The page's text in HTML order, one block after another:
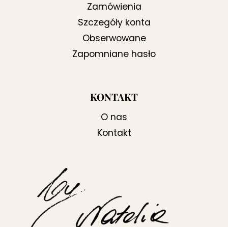
Zamówienia
Szczegóły konta
Obserwowane
Zapomniane hasło
KONTAKT
O nas
Kontakt